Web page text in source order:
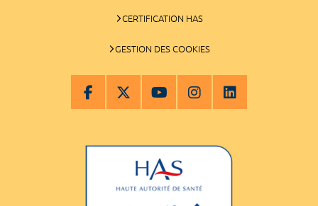
CERTIFICATION HAS
GESTION DES COOKIES